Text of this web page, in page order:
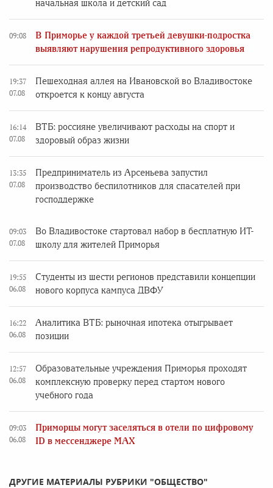
начальная школа и детский сад
09:08
В Приморье у каждой третьей девушки-подростка
выявляют нарушения репродуктивного здоровья
19:37
07.08
Пешеходная аллея на Ивановской во Владивостоке
откроется к концу августа
16:14
07.08
ВТБ: россияне увеличивают расходы на спорт и
здоровый образ жизни
13:35
07.08
Предприниматель из Арсеньева запустил
производство беспилотников для спасателей при
господдержке
09:03
07.08
Во Владивостоке стартовал набор в бесплатную ИТ-
школу для жителей Приморья
19:55
06.08
Студенты из шести регионов представили концепции
нового корпуса кампуса ДВФУ
16:22
06.08
Аналитика ВТБ: рыночная ипотека отыгрывает
позиции
12:57
06.08
Образовательные учреждения Приморья проходят
комплексную проверку перед стартом нового
учебного года
09:03
06.08
Приморцы могут заселяться в отели по цифровому
ID в мессенджере MAX
ДРУГИЕ МАТЕРИАЛЫ РУБРИКИ "ОБЩЕСТВО"